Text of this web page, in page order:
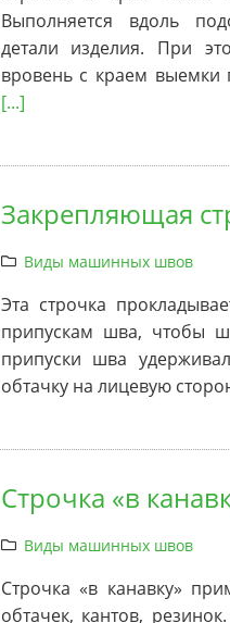
Выполняется вдоль
детали изделия. При
вровень с краем выемки
[...]
Закрепляющая
Виды машинных швов
Эта строчка
припускам шва, чтобы
припуски шва
обтачку на лицевую
Строчка «в
Виды машинных швов
Строчка «в канавку»
обтачек, кантов,